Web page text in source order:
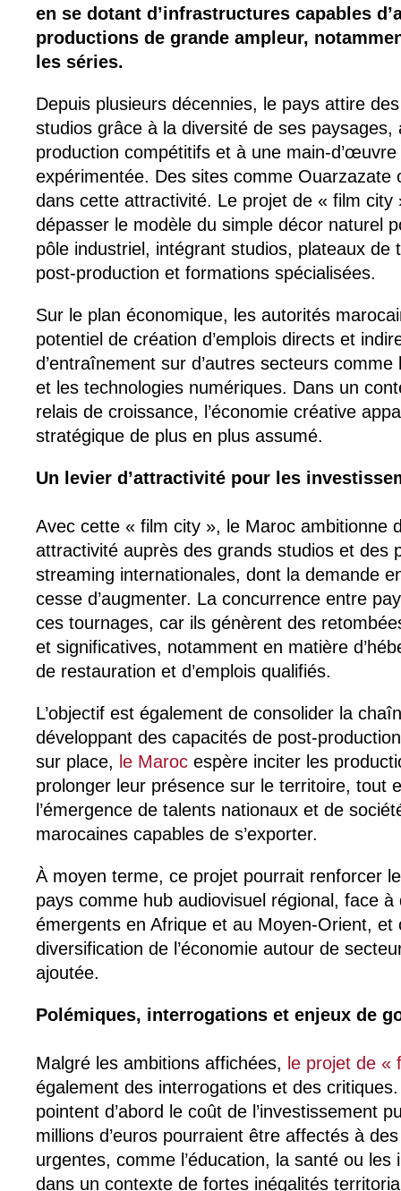
en se dotant d’infrastructures capables
productions de grande ampleur,
les séries.
Depuis plusieurs décennies, le pays attire
studios grâce à la diversité de ses paysages,
production compétitifs et à une main-
expérimentée. Des sites comme Ouarzazate
dans cette attractivité. Le projet de « film city
dépasser le modèle du simple décor naturel
pôle industriel, intégrant studios, plateaux de
post-production et formations spécialisées.
Sur le plan économique, les autorités
potentiel de création d’emplois directs et
d’entraînement sur d’autres secteurs
et les technologies numériques. Dans un
relais de croissance, l’économie créative
stratégique de plus en plus assumé.
Un levier d’attractivité pour les
Avec cette « film city », le Maroc ambitionne
attractivité auprès des grands studios et des
streaming internationales, dont la demande
cesse d’augmenter. La concurrence entre
ces tournages, car ils génèrent des
et significatives, notamment en matière
de restauration et d’emplois qualifiés.
L’objectif est également de consolider la
développant des capacités de post-
sur place, le Maroc espère inciter les
prolonger leur présence sur le territoire, tout
l’émergence de talents nationaux et de
marocaines capables de s’exporter.
À moyen terme, ce projet pourrait renforcer
pays comme hub audiovisuel régional, face à
émergents en Afrique et au Moyen-Orient, et
diversification de l’économie autour de
ajoutée.
Polémiques, interrogations et enjeux de
Malgré les ambitions affichées, le projet de «
également des interrogations et des
pointent d’abord le coût de l’investissement
millions d’euros pourraient être affectés à
urgentes, comme l’éducation, la santé ou
dans un contexte de fortes inégalités